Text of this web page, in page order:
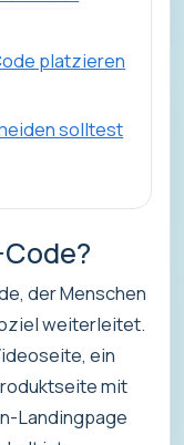
platzieren
solltest
der Menschen
weiterleitet.
ein
mit
Landingpage